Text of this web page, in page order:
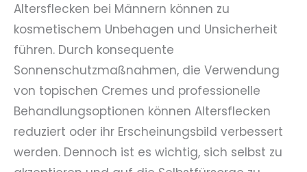
Altersflecken bei Männern können zu
kosmetischem Unbehagen und Unsicherheit
führen. Durch konsequente
Sonnenschutzmaßnahmen, die Verwendung
von topischen Cremes und professionelle
Behandlungsoptionen können Altersflecken
reduziert oder ihr Erscheinungsbild verbessert
werden. Dennoch ist es wichtig, sich selbst zu